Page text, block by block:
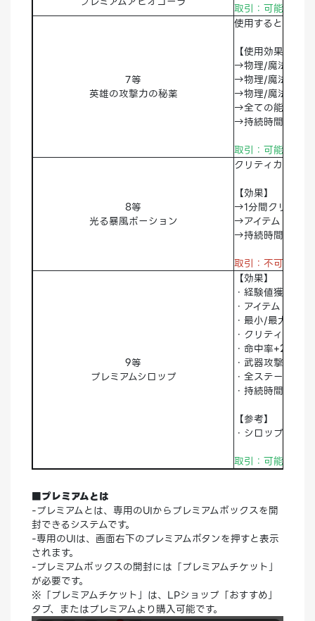
取引：可能 破
7等
英雄の攻撃力の秘薬
使用すると、英
【使用効果】
→物理/魔法最大
→物理/魔法クリ
→物理/魔法命中
→全ての能力値
→持続時間：1時
取引：可能 破
8等
光る暴風ポーション
クリティカル確
【効果】
→1分間クリティ
→アイテムドロッ
→持続時間：1分
取引：不可
9等
プレミアムシロップ
【効果】
・経験値獲得
・アイテムドロ
・最小/最大ダメ
・クリティカル
・命中率+20％
・武器攻撃力/属
・全ステータス
・持続時間：2時
【参考】
・シロップと同
取引：可能 破
■プレミアムとは
-プレミアムとは、専用のUIからプレミアムボックスを開
封できるシステムです。
-専用のUIは、画面右下のプレミアムボタンを押すと表示
されます。
-プレミアムボックスの開封には「プレミアムチケット」
が必要です。
※「プレミアムチケット」は、LPショップ「おすすめ」
タブ、またはプレミアムより購入可能です。